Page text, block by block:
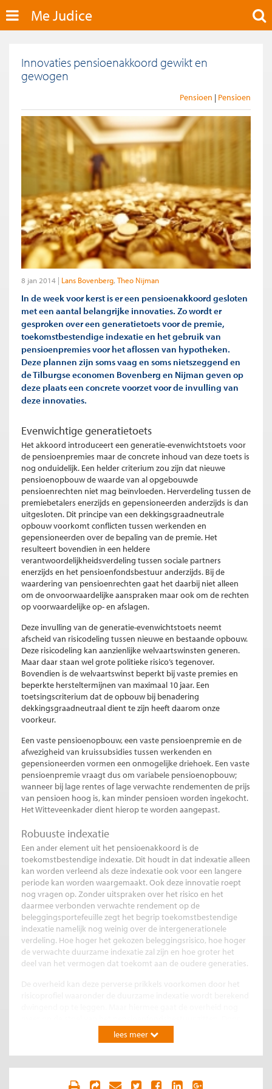
Me Judice
Innovaties pensioenakkoord gewikt en
gewogen
Pensioen Pensioen
8 jan 2014 Lans Bovenberg Theo Nijman
In de week voor kerst is er een pensioenakkoord gesloten
met een aantal belangrijke innovaties. Zo wordt er
gesproken over een generatietoets voor de premie,
toekomstbestendige indexatie en het gebruik van
pensioenpremies voor het aflossen van hypotheken.
Deze plannen zijn soms vaag en soms nietszeggend en
de Tilburgse economen Bovenberg en Nijman geven op
deze plaats een concrete voorzet voor de invulling van
deze innovaties.
Evenwichtige generatietoets
Het akkoord introduceert een generatie-evenwichtstoets voor
de pensioenpremies maar de concrete inhoud van deze toets is
nog onduidelijk. Een helder criterium zou zijn dat nieuwe
pensioenopbouw de waarde van al opgebouwde
pensioenrechten niet mag beïnvloeden. Herverdeling tussen de
premiebetalers enerzijds en gepensioneerden anderzijds is dan
uitgesloten. Dit principe van een dekkingsgraadneutrale
opbouw voorkomt conflicten tussen werkenden en
gepensioneerden over de bepaling van de premie. Het
resulteert bovendien in een heldere
verantwoordelijkheidsverdeling tussen sociale partners
enerzijds en het pensioenfondsbestuur anderzijds. Bij de
waardering van pensioenrechten gaat het daarbij niet alleen
om de onvoorwaardelijke aanspraken maar ook om de rechten
op voorwaardelijke op- en afslagen.
Deze invulling van de generatie-evenwichtstoets neemt
afscheid van risicodeling tussen nieuwe en bestaande opbouw.
Deze risicodeling kan aanzienlijke welvaartswinsten generen.
Maar daar staan wel grote politieke risico’s tegenover.
Bovendien is de welvaartswinst beperkt bij vaste premies en
beperkte hersteltermijnen van maximaal 10 jaar. Een
toetsingscriterium dat de opbouw bij benadering
dekkingsgraadneutraal dient te zijn heeft daarom onze
voorkeur.
Een vaste pensioenopbouw, een vaste pensioenpremie en de
afwezigheid van kruissubsidies tussen werkenden en
gepensioneerden vormen een onmogelijke driehoek. Een vaste
pensioenpremie vraagt dus om variabele pensioenopbouw;
wanneer bij lage rentes of lage verwachte rendementen de prijs
van pensioen hoog is, kan minder pensioen worden ingekocht.
Het Witteveenkader dient hierop te worden aangepast.
Robuuste indexatie
Een ander element uit het pensioenakkoord is de
toekomstbestendige indexatie. Dit houdt in dat indexatie alleen
kan worden verleend als deze indexatie ook voor een langere
periode kan worden waargemaakt. Ook deze innovatie roept
nog vragen op. Zonder uitspraken over het risico en het
daarmee verbonden verwachte rendement op de
beleggingsportefeuille zegt het begrip toekomstbestendige
indexatie namelijk nog weinig over de intergenerationele
verdeling. Hoe hoger het gekozen beleggingsrisico, hoe hoger
de verwachte duurzame indexatie zal zijn en hoe groter het
deel van het vermogen dat toekomt aan de oudere generaties.
De overheid kan deze perverse prikkels voorkomen door het
fondsen voor te schrijven om altijd toekomstbestendig te
indexeren, bepaalt de overheid ook al hoe schokken worden
verdeeld over generaties.
het pensioenfondsbestuur en niet van de overheid. Daarom
lees meer